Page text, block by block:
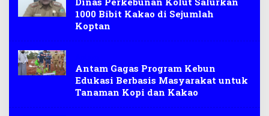
1000 Bibit Kakao di Sejumlah
Koptan
Antam Gagas Program Kebun
Edukasi Berbasis Masyarakat untuk
Tanaman Kopi dan Kakao